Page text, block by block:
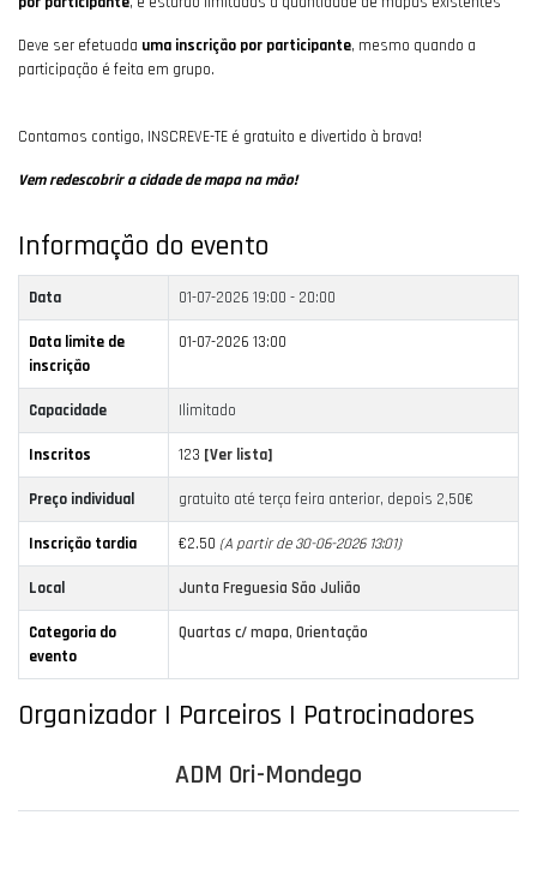
Deve ser efetuada uma inscrição por participante, mesmo quando a
participação é feita em grupo.
Contamos contigo, INSCREVE-TE é gratuito e divertido à brava!
Vem redescobrir a cidade de mapa na mão!
Informação do evento
Data 01-07-2026 19:00 - 20:00
Data limite de
inscrição
01-07-2026 13:00
Capacidade Ilimitado
Inscritos 123 [Ver lista]
Preço individual gratuito até terça feira anterior, depois 2,50€
Inscrição tardia €2.50 (A partir de 30-06-2026 13:01)
Local Junta Freguesia São Julião
Categoria do
evento
Quartas c/ mapa, Orientação
Organizador | Parceiros | Patrocinadores
ADM Ori-Mondego